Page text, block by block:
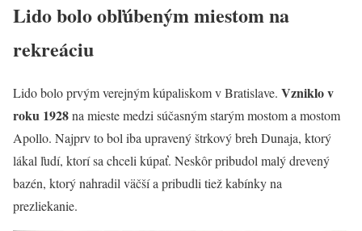
Lido bolo obľúbeným miestom na
rekreáciu
Lido bolo prvým verejným kúpaliskom v Bratislave. Vzniklo v
roku 1928na mieste medzi súčasným starým mostom a mostom
Apollo. Najprv to bol iba upravený štrkový breh Dunaja, ktorý
lákal ľudí, ktorí sa chceli kúpať. Neskôr pribudol malý drevený
bazén, ktorý nahradil väčší a pribudli tiež kabínky na
prezliekanie.